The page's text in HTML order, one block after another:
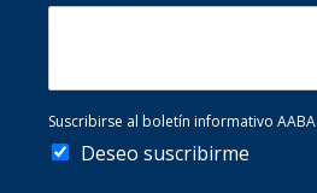
Suscribirse al boletín informativo AABA
Deseo suscribirme